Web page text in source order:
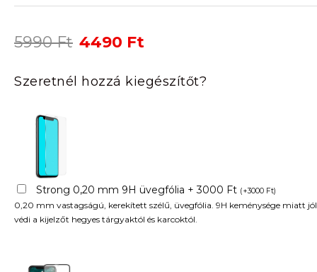
5990Ft Original
was:
5990 Ft.
4490 Ft
is:
4490 Ft.
Szeretnél hozzá kiegészítőt?
Strong 0,20 mm 9H üvegfólia + 3000 Ft (+3000 Ft)
0,20 mm vastagságú, kerekített szélű, üvegfólia. 9H keménysége miatt jól
védi a kijelzőt hegyes tárgyaktól és karcoktól.